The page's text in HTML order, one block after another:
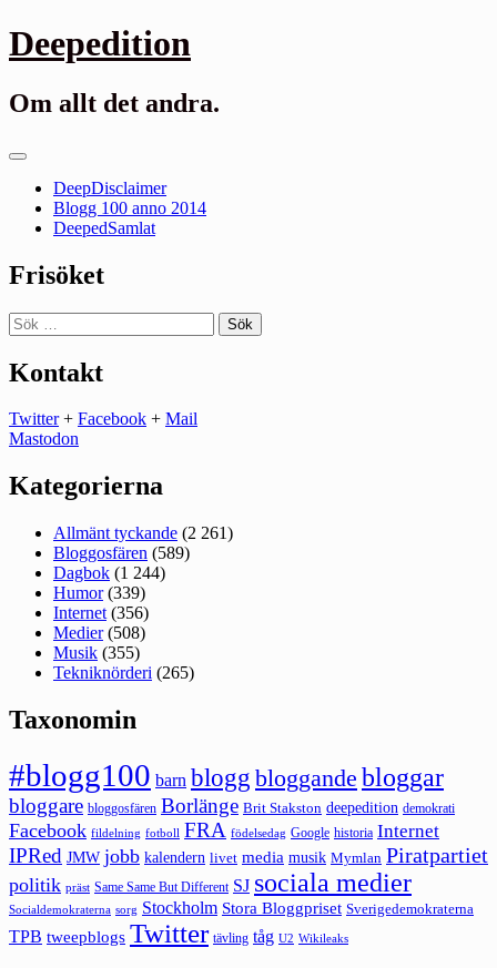
Gå
till
Deepedition
Om allt det andra.
Primär
DeepDisclaimer
Blogg 100 anno 2014
DeepedSamlat
Frisöket
Sök
efter:
Kontakt
Twitter+ Facebook + Mail
Mastodon
Kategorierna
Allmänt tyckande (2 261)
Bloggosfären (589)
Dagbok (1 244)
Humor(339)
Internet (356)
Medier(508)
Musik (355)
Tekniknörderi (265)
Taxonomin
#blogg100 barn blogg bloggande bloggar
bloggare bloggosfären Borlänge Brit Stakston deepedition demokrati
Facebook fildelning fotboll FRA födelsedag Google historia Internet
IPRed JMW jobb kalendern livet media musik Mymlan Piratpartiet
politik präst Same Same But Different SJ sociala medier
Socialdemokraterna sorg Stockholm Stora Bloggpriset Sverigedemokraterna
TPB tweepblogs Twitter tävling tåg U2 Wikileaks